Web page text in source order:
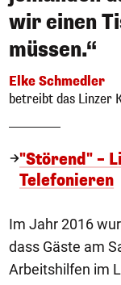
wir einen
müssen.“
Elke Schmedler
betreibt das Linzer
"Störend" –
Telefonieren
Im Jahr 2016
dass Gäste am
Arbeitshilfen im